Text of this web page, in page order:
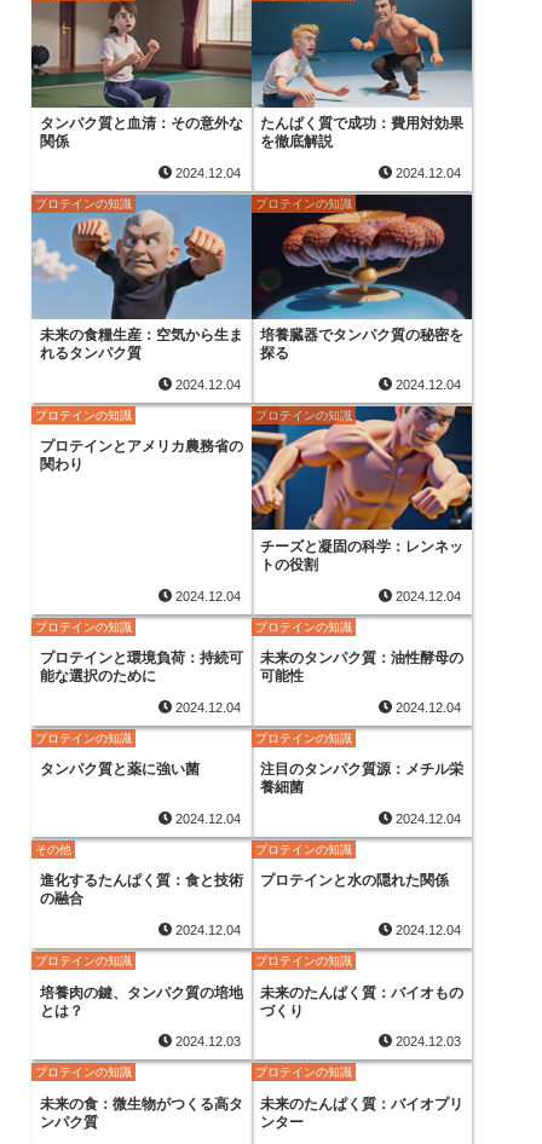
タンパク質と血清：その意外な
関係
2024.12.04
たんぱく質で成功：費用対効果
を徹底解説
2024.12.04
プロテインの知識
未来の食糧生産：空気から生ま
れるタンパク質
2024.12.04
プロテインの知識
培養臓器でタンパク質の秘密を
探る
2024.12.04
プロテインの知識
プロテインとアメリカ農務省の
関わり
2024.12.04
プロテインの知識
チーズと凝固の科学：レンネッ
トの役割
2024.12.04
プロテインの知識
プロテインと環境負荷：持続可
能な選択のために
2024.12.04
プロテインの知識
未来のタンパク質：油性酵母の
可能性
2024.12.04
プロテインの知識
タンパク質と薬に強い菌
2024.12.04
プロテインの知識
注目のタンパク質源：メチル栄
養細菌
2024.12.04
その他
進化するたんぱく質：食と技術
の融合
2024.12.04
プロテインの知識
プロテインと水の隠れた関係
2024.12.04
プロテインの知識
培養肉の鍵、タンパク質の培地
とは？
2024.12.03
プロテインの知識
未来のたんぱく質：バイオもの
づくり
2024.12.03
プロテインの知識
未来の食：微生物がつくる高タ
ンパク質
プロテインの知識
未来のたんぱく質：バイオプリ
ンター